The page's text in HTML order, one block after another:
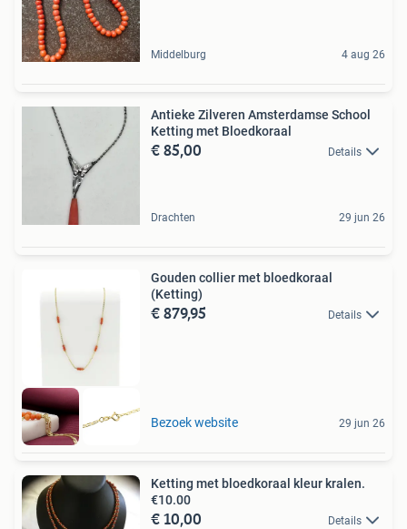
Middelburg 4 aug 26
Antieke Zilveren Amsterdamse School
Ketting met Bloedkoraal
€ 85,00 Details
Drachten 29 jun 26
Gouden collier met bloedkoraal
(Ketting)
€ 879,95 Details
Bezoek website 29 jun 26
Ketting met bloedkoraal kleur kralen.
€10.00
€ 10,00 Details